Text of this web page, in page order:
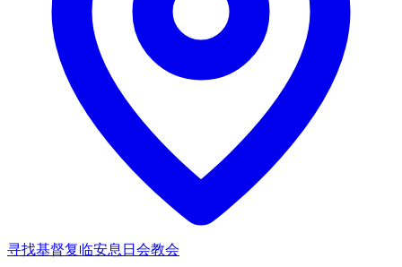
寻找基督复临安息日会教会